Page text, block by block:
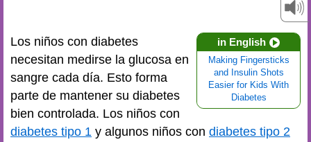
in English
Making Fingersticks
and Insulin Shots
Easier for Kids With
Diabetes
Los niños con diabetes
necesitan medirse la glucosa en
sangre cada día. Esto forma
parte de mantener su diabetes
bien controlada. Los niños con
diabetes tipo 1 y algunos niños con diabetes tipo 2